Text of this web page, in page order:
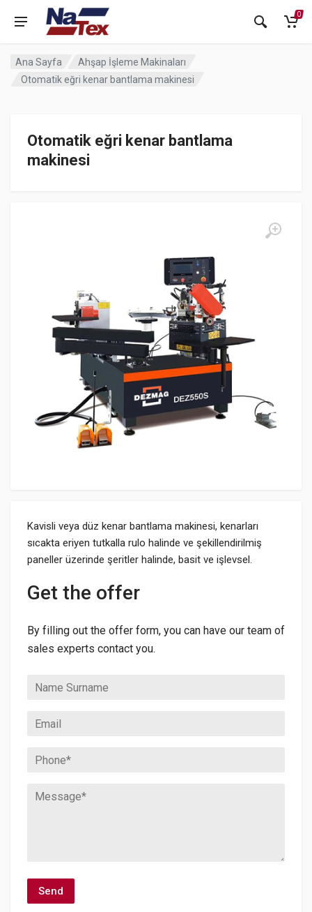
0
Ana Sayfa
Ahşap İşleme Makinaları
Otomatik eğri kenar bantlama makinesi
Otomatik eğri kenar bantlama
makinesi
Kavisli veya düz kenar bantlama makinesi, kenarları
sıcakta eriyen tutkalla rulo halinde ve şekillendirilmiş
paneller üzerinde şeritler halinde, basit ve işlevsel.
Get the offer
By filling out the offer form, you can have our team of
sales experts contact you.